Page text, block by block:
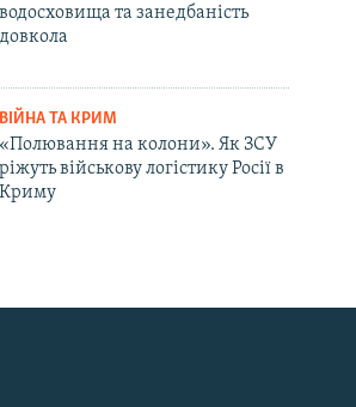
водосховища та занедбаність
довкола
ВІЙНА ТА КРИМ
«Полювання на колони». Як ЗСУ
ріжуть військову логістику Росії в
Криму